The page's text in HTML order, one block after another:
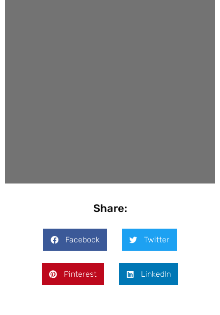
Share:
Facebook Twitter
Pinterest LinkedIn